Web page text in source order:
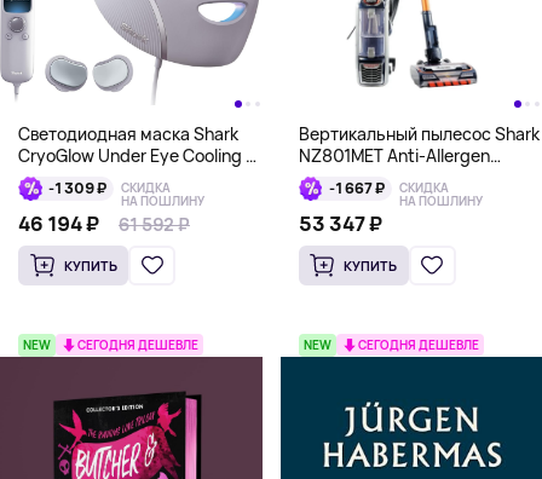
Светодиодная маска Shark
CryoGlow Under Eye Cooling &
LED Anti-Ageing & Blemish
Repair Mask (модель FW312),
серая
-1 309 ₽ СКИДКА
НА ПОШЛИНУ
46 194 ₽ 61 592 ₽
КУПИТЬ
Вертикальный пылесос Shark
NZ801MET Anti-Allergen
Complete Seal, синий
-1 667 ₽ СКИДКА
НА ПОШЛИНУ
53 347 ₽
КУПИТЬ
NEW СЕГОДНЯ ДЕШЕВЛЕ NEW СЕГОДНЯ ДЕШЕВЛЕ